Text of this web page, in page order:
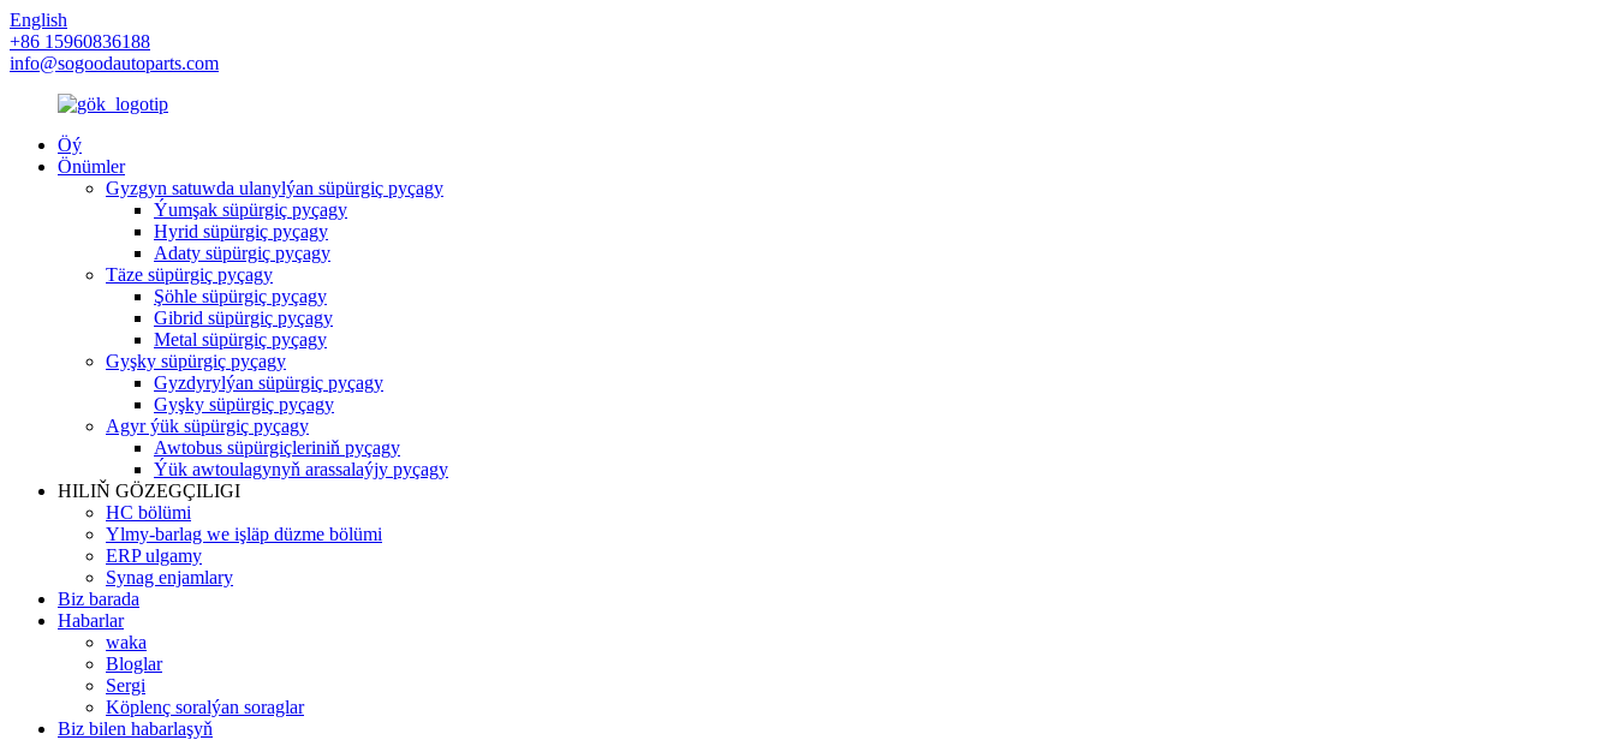
English
+86 15960836188
info@sogoodautoparts.com
Öý
Önümler
Gyzgyn satuwda ulanylýan süpürgiç pyçagy
Ýumşak süpürgiç pyçagy
Hyrid süpürgiç pyçagy
Adaty süpürgiç pyçagy
Täze süpürgiç pyçagy
Şöhle süpürgiç pyçagy
Gibrid süpürgiç pyçagy
Metal süpürgiç pyçagy
Gyşky süpürgiç pyçagy
Gyzdyrylýan süpürgiç pyçagy
Gyşky süpürgiç pyçagy
Agyr ýük süpürgiç pyçagy
Awtobus süpürgiçleriniň pyçagy
Ýük awtoulagynyň arassalaýjy pyçagy
HILIŇ GÖZEGÇILIGI
HC bölümi
Ylmy-barlag we işläp düzme bölümi
ERP ulgamy
Synag enjamlary
Biz barada
Habarlar
waka
Bloglar
Sergi
Köplenç soralýan soraglar
Biz bilen habarlaşyň